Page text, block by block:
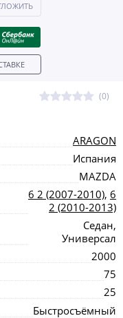
(0)
ARAGON
Испания
MAZDA
6 2 (2007-2010), 6
2 (2010-2013)
Седан,
Универсал
2000
75
25
Быстросъёмный